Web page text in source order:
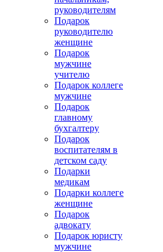
руководителям
Подарок
руководителю
женщине
Подарок
мужчине
учителю
Подарок коллеге
мужчине
Подарок
главному
бухгалтеру
Подарок
воспитателям в
детском саду
Подарки
медикам
Подарки коллеге
женщине
Подарок
адвокату
Подарок юристу
мужчине